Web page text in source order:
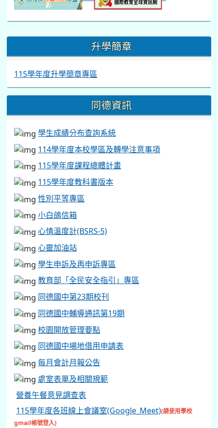
::: 升學簡章
115學年度升學簡章專區
同德資訊
學生成績分布查詢系統
114學年度本校學區及轉學注意事項
115學年度課程總體計畫
115學年度教科書版本
性別平等專區
小白鴿信箱
心情溫度計(BSRS-5)
心靈加油站
學生申訴及再申訴專區
教育部「全民安全指引」專區
同德國中第23期校刊
同德國中輔導通訊第19期
校園開放管理要點
同德國中場地借用申請表
每月會計月報公告
處室表單及相關規範
營養午餐意見調查表
115學年度各班線上會議室(Google_Meet)(請使用學校
gmail帳號登入)